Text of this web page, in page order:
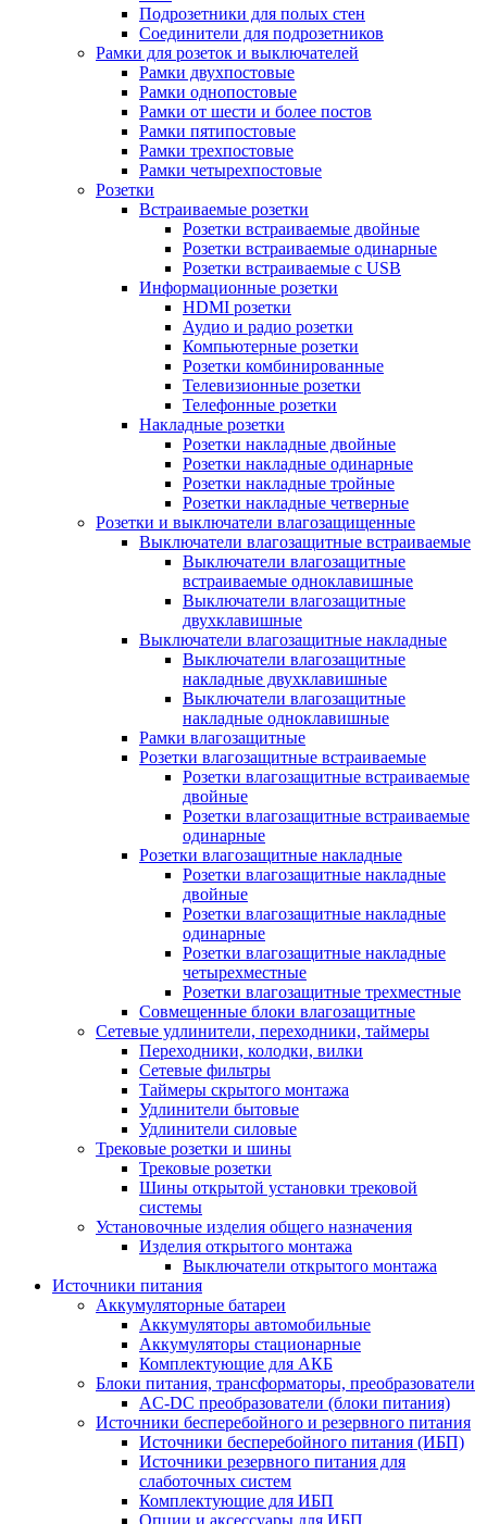
Подрозетники для полых стен
Соединители для подрозетников
Рамки для розеток и выключателей
Рамки двухпостовые
Рамки однопостовые
Рамки от шести и более постов
Рамки пятипостовые
Рамки трехпостовые
Рамки четырехпостовые
Розетки
Встраиваемые розетки
Розетки встраиваемые двойные
Розетки встраиваемые одинарные
Розетки встраиваемые с USB
Информационные розетки
HDMI розетки
Аудио и радио розетки
Компьютерные розетки
Розетки комбинированные
Телевизионные розетки
Телефонные розетки
Накладные розетки
Розетки накладные двойные
Розетки накладные одинарные
Розетки накладные тройные
Розетки накладные четверные
Розетки и выключатели влагозащищенные
Выключатели влагозащитные встраиваемые
Выключатели влагозащитные
встраиваемые одноклавишные
Выключатели влагозащитные
двухклавишные
Выключатели влагозащитные накладные
Выключатели влагозащитные
накладные двухклавишные
Выключатели влагозащитные
накладные одноклавишные
Рамки влагозащитные
Розетки влагозащитные встраиваемые
Розетки влагозащитные встраиваемые
двойные
Розетки влагозащитные встраиваемые
одинарные
Розетки влагозащитные накладные
Розетки влагозащитные накладные
двойные
Розетки влагозащитные накладные
одинарные
Розетки влагозащитные накладные
четырехместные
Розетки влагозащитные трехместные
Совмещенные блоки влагозащитные
Сетевые удлинители, переходники, таймеры
Переходники, колодки, вилки
Сетевые фильтры
Таймеры скрытого монтажа
Удлинители бытовые
Удлинители силовые
Трековые розетки и шины
Трековые розетки
Шины открытой установки трековой
системы
Установочные изделия общего назначения
Изделия открытого монтажа
Выключатели открытого монтажа
Источники питания
Аккумуляторные батареи
Аккумуляторы автомобильные
Аккумуляторы стационарные
Комплектующие для АКБ
Блоки питания, трансформаторы, преобразователи
AC-DC преобразователи (блоки питания)
Источники бесперебойного и резервного питания
Источники бесперебойного питания (ИБП)
Источники резервного питания для
слаботочных систем
Комплектующие для ИБП
Опции и аксессуары для ИБП